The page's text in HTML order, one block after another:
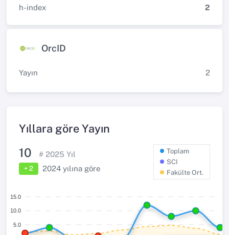
h-index
2
OrcID
Yayın 2
Yıllara göre Yayın
10 # 2025 Yıl
+ 2 2024 yılına göre
Toplam
SCI
Fakülte Ort.
15.0
10.0
5.0